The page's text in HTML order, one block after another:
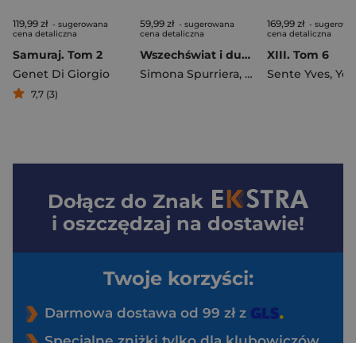
119,99 zł - sugerowana
cena detaliczna
Samuraj. Tom 2
Genet Di Giorgio
7,7 (3)
59,99 zł - sugerowana
cena detaliczna
Wszechświat i dusza. Flash (Spurrier). Tom 3
Simona Spurriera, Vasco Georgieva
169,99 zł -
cena detaliczna
XIII. Tom 6
Sente Yves, Youri
Dołącz do Znak
i oszczędzaj na dostawie!
Twoje korzyści:
Darmowa dostawa od 99 zł z